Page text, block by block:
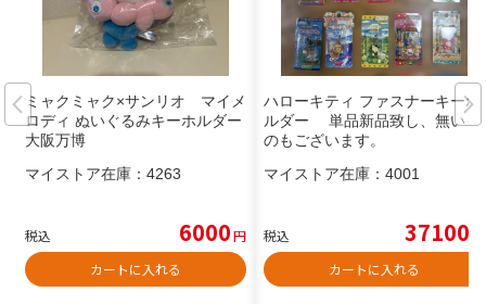
ミャクミャク×サンリオ マイメ
ロディ ぬいぐるみキーホルダー
大阪万博
マイストア在庫： 4263
税込 6000円
カートに入れる
ハローキティ ファスナーキーホ
ルダー 単品新品致し、無いも
のもございます。
マイストア在庫： 4001
税込 37100
カートに入れる